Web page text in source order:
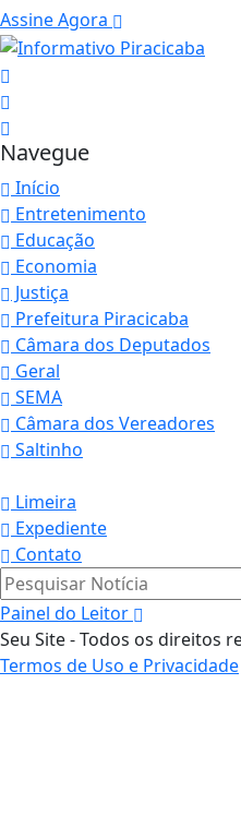
Assine Agora
Navegue
Início
Entretenimento
Educação
Economia
Justiça
Prefeitura Piracicaba
Câmara dos Deputados
Geral
SEMA
Câmara dos Vereadores
Saltinho
Limeira
Expediente
Contato
Pesquisar Notícia
Painel do Leitor
Seu Site - Todos os direitos
Termos de Uso e Privacidade
Termos de Uso e
Esse site utiliza cookies